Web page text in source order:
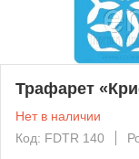
Трафарет
Нет в наличии
Код: FDTR 140